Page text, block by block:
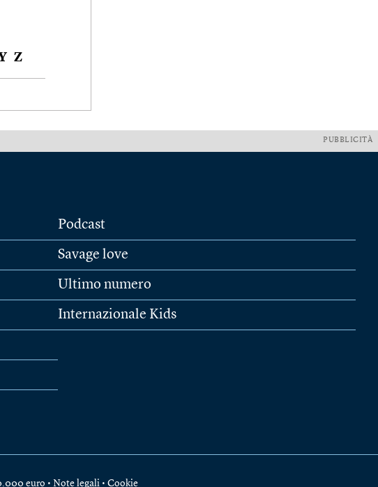
Z
PUBBLICITÀ
Podcast
Savage love
Ultimo numero
Internazionale Kids
euro • Note legali • Cookie